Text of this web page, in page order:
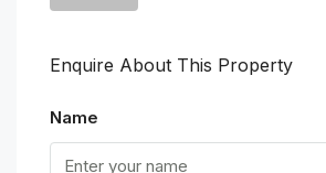
Enquire About This Property
Name